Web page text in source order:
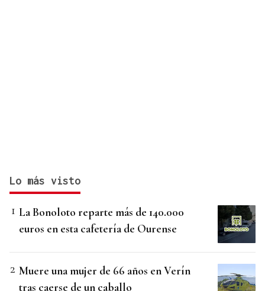
Lo más visto
La Bonoloto reparte más de 140.000
euros en esta cafetería de Ourense
Muere una mujer de 66 años en Verín
tras caerse de un caballo